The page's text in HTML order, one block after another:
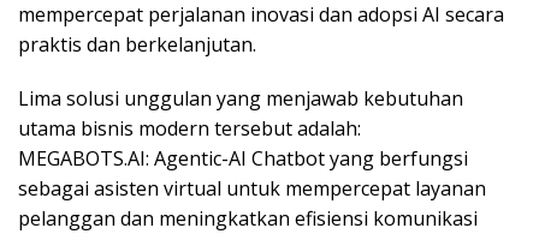
mempercepat perjalanan inovasi dan adopsi AI secara
praktis dan berkelanjutan.
Lima solusi unggulan yang menjawab kebutuhan
utama bisnis modern tersebut adalah:
MEGABOTS.AI: Agentic-AI Chatbot yang berfungsi
sebagai asisten virtual untuk mempercepat layanan
pelanggan dan meningkatkan efisiensi komunikasi